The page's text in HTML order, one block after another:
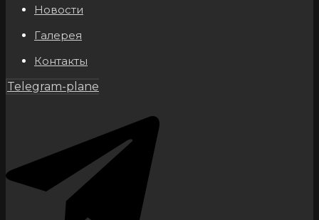
Новости
Галерея
Контакты
Telegram-plane